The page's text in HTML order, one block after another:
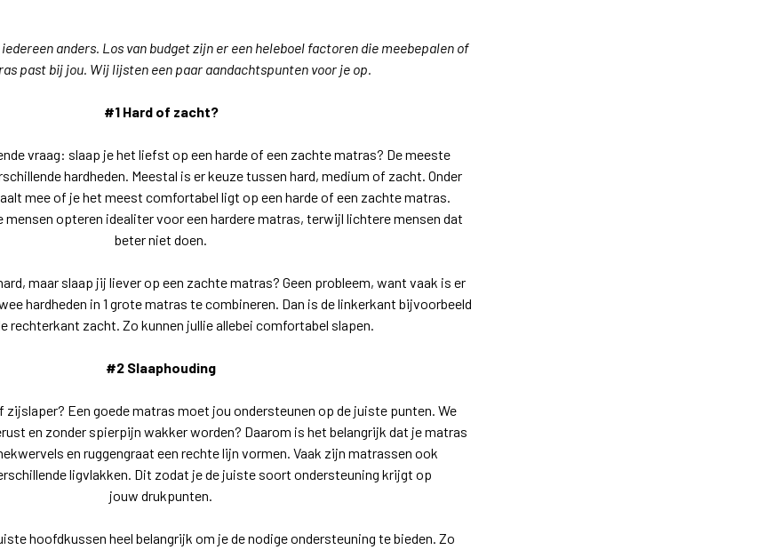
anders. Los van budget zijn er een heleboel factoren die meebepalen of
past bij jou. Wij lijsten een paar aandachtspunten voor je op.
#1 Hard of zacht?
vraag: slaap je het liefst op een harde of een zachte matras? De meeste
hardheden. Meestal is er keuze tussen hard, medium of zacht. Onder
mee of je het meest comfortabel ligt op een harde of een zachte matras.
mensen opteren idealiter voor een hardere matras, terwijl lichtere mensen dat
beter niet doen.
maar slaap jij liever op een zachte matras? Geen probleem, want vaak is er
hardheden in 1 grotematras te combineren. Dan is de linkerkant bijvoorbeeld
rechterkant zacht. Zo kunnen jullie allebei comfortabel slapen.
#2 Slaaphouding
zijslaper? Een goede matras moet jou ondersteunen op de juiste punten. We
en zonder spierpijn wakker worden? Daarom is het belangrijk dat je matras
en ruggengraat een rechte lijn vormen. Vaak zijn matrassen ook
ligvlakken. Dit zodat je de juiste soort ondersteuning krijgt op
jouw drukpunten.
hoofdkussen heel belangrijk om je de nodige ondersteuning te bieden. Zo